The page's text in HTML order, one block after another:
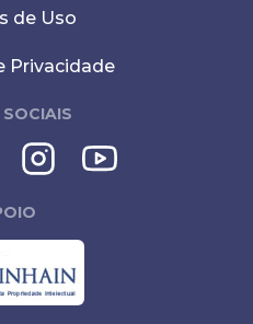
de Uso
Privacidade
SOCIAIS